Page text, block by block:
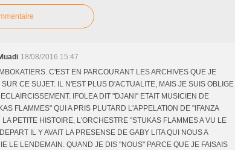
18/08/2016 15:47
C'EST EN PARCOURANT LES ARCHIVES QUE JE
CE SUJET. IL N'EST PLUS D'ACTUALITE, MAIS JE SUIS OBLIGE
IFOLEA DIT "DJANI" ETAIT MUSICIEN DE
FLAMMES" QUI A PRIS PLUTARD L'APPELATION DE "IFANZA
LA PETITE HISTOIRE, L'ORCHESTRE "STUKAS FLAMMES A VU LE
IL Y AVAIT LA PRESENSE DE GABY LITA QUI NOUS A
LE LENDEMAIN. QUAND JE DIS "NOUS" PARCE QUE JE FAISAIS